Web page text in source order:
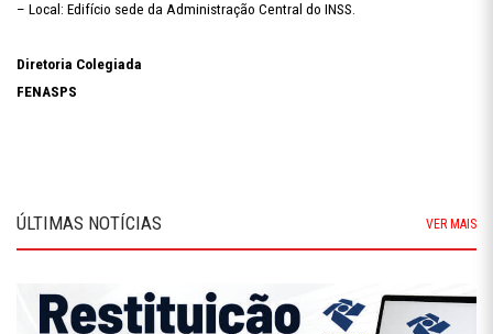
– Local: Edifício sede da Administração Central do INSS.
Diretoria Colegiada
FENASPS
ÚLTIMAS NOTÍCIAS VER MAIS